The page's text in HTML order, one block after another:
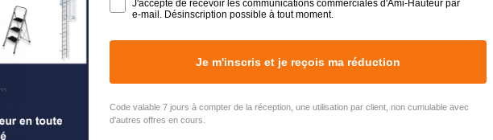
J'accepte de recevoir les communications commerciales d'Ami-Hauteur par
e-mail. Désinscription possible à tout moment.
Je m'inscris et je reçois ma réduction
Code valable 7 jours à compter de la réception, une utilisation par client, non cumulable avec
d'autres offres en cours.